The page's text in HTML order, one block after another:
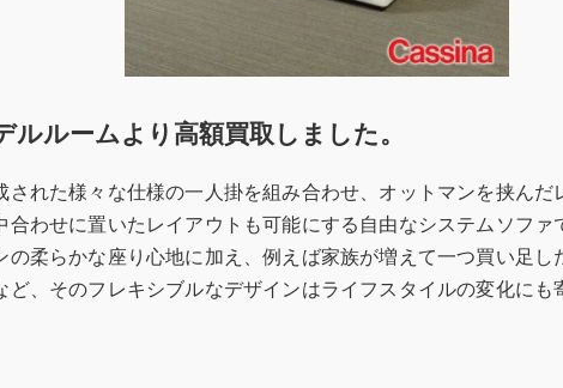
ルルームより高額買取しました。
された様々な仕様の一人掛を組み合わせ、オットマンを挟んだ
合わせに置いたレイアウトも可能にする自由なシステムソファ
の柔らかな座り心地に加え、例えば家族が増えて一つ買い足し
ど、そのフレキシブルなデザインはライフスタイルの変化にも